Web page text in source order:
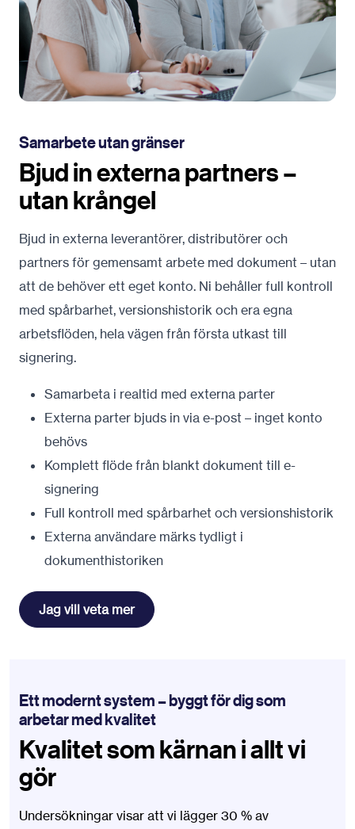
Samarbete utan gränser
Bjud in externa partners –
utan krångel
Bjud in externa leverantörer, distributörer och
partners för gemensamt arbete med dokument – utan
att de behöver ett eget konto. Ni behåller full kontroll
med spårbarhet, versionshistorik och era egna
arbetsflöden, hela vägen från första utkast till
signering.
Samarbeta i realtid med externa parter
Externa parter bjuds in via e-post – inget konto
behövs
Komplett flöde från blankt dokument till e-
signering
Full kontroll med spårbarhet och versionshistorik
Externa användare märks tydligt i
dokumenthistoriken
Jag vill veta mer
Ett modernt system – byggt för dig som
arbetar med kvalitet
Kvalitet som kärnan i allt vi
gör
Undersökningar visar att vi lägger 30 % av